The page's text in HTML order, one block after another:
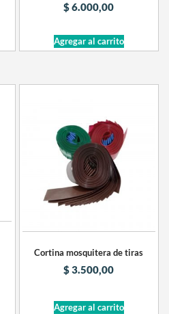
$6.000,00
Agregar al carrito
Cortina mosquitera de tiras
$3.500,00
Agregar al carrito